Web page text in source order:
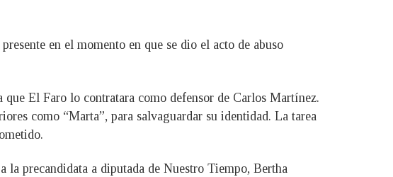
en el momento en que se dio el acto de abuso
El Faro lo contratara como defensor de Carlos Martínez.
como “Marta”, para salvaguardar su identidad. La tarea
la precandidata a diputada de Nuestro Tiempo, Bertha